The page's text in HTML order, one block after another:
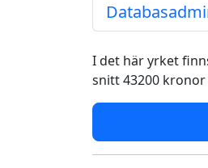
I det här yrket
snitt 43200